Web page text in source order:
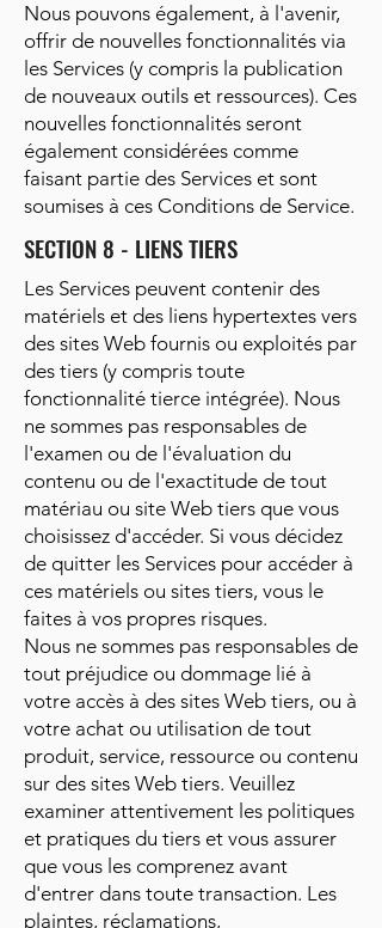
Nous pouvons également, à l'avenir,
offrir de nouvelles fonctionnalités via
les Services (y compris la publication
de nouveaux outils et ressources). Ces
nouvelles fonctionnalités seront
également considérées comme
faisant partie des Services et sont
soumises à ces Conditions de Service.
SECTION 8 - LIENS TIERS
Les Services peuvent contenir des
matériels et des liens hypertextes vers
des sites Web fournis ou exploités par
des tiers (y compris toute
fonctionnalité tierce intégrée). Nous
ne sommes pas responsables de
l'examen ou de l'évaluation du
contenu ou de l'exactitude de tout
matériau ou site Web tiers que vous
choisissez d'accéder. Si vous décidez
de quitter les Services pour accéder à
ces matériels ou sites tiers, vous le
faites à vos propres risques.
Nous ne sommes pas responsables de
tout préjudice ou dommage lié à
votre accès à des sites Web tiers, ou à
votre achat ou utilisation de tout
produit, service, ressource ou contenu
sur des sites Web tiers. Veuillez
examiner attentivement les politiques
et pratiques du tiers et vous assurer
que vous les comprenez avant
d'entrer dans toute transaction. Les
plaintes, réclamations,